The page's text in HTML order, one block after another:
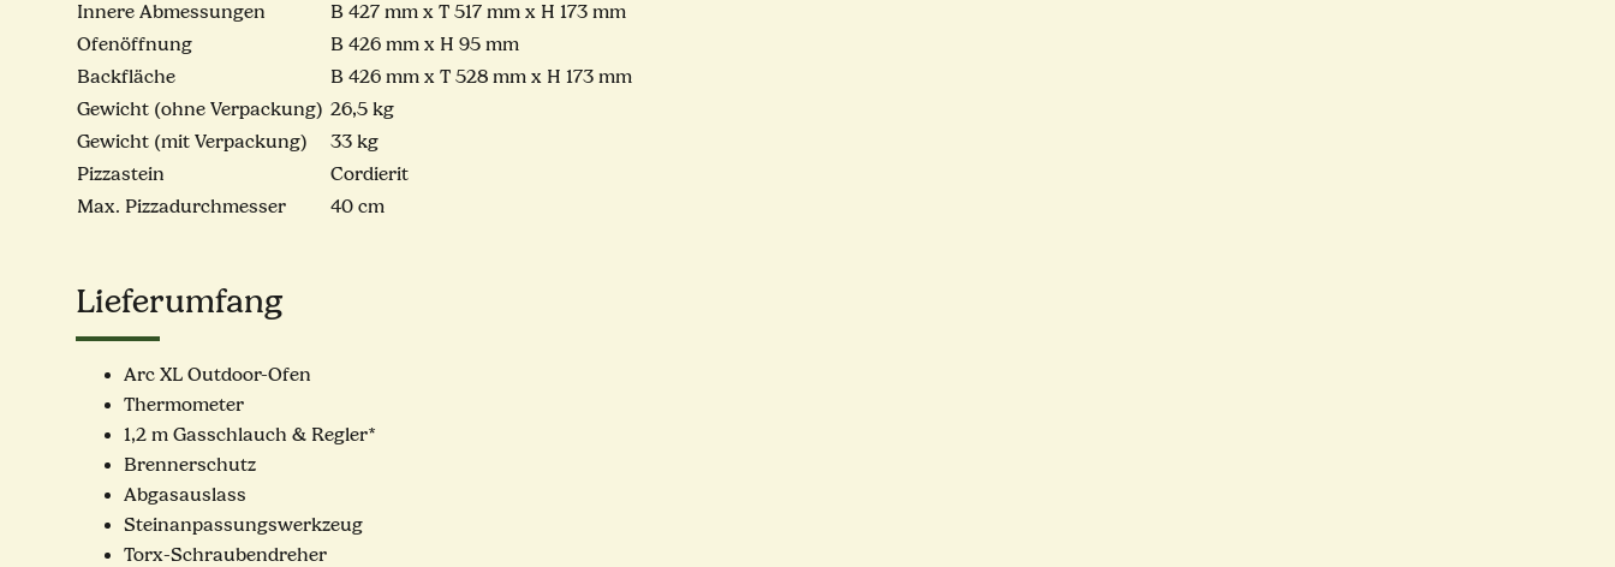
Innere Abmessungen
B 427 mm x T 517 mm x H 173 mm
Ofenöffnung
B 426 mm x H 95 mm
Backfläche
B 426 mm x T 528 mm x H 173 mm
Gewicht (ohne Verpackung) 26,5 kg
Gewicht (mit Verpackung)
33 kg
Pizzastein
Cordierit
Max. Pizzadurchmesser
40 cm
Lieferumfang
Arc XL Outdoor-Ofen
Thermometer
1,2 m Gasschlauch & Regler*
Brennerschutz
Abgasauslass
Steinanpassungswerkzeug
Torx-Schraubendreher